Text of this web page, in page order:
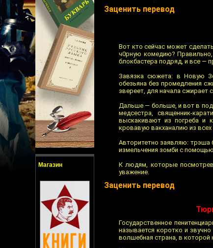
Магазин
Заценить перевод
Вот кто сейчас может
ч0рную комедию?
блокбастера подряд, и все —
Завязка сюжета: в Новую
обезьяна без промедления
звереет, для начала сжирает
Дальше — больше, и вот в
медсестра, священник-
выскакивают из погреба и
кровавую вакханалию из
Авторитетно заявляю: трэша
измельчения зомби с помощью
К людям, которые
уважение.
Заценить перевод
Государственное
называется коротко и
волшебная страна, в которой